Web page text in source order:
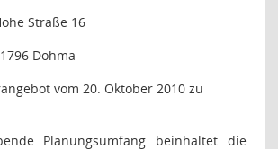
Straße 16
Dohma
vom 20. Oktober 2010 zu
Planungsumfang beinhaltet die